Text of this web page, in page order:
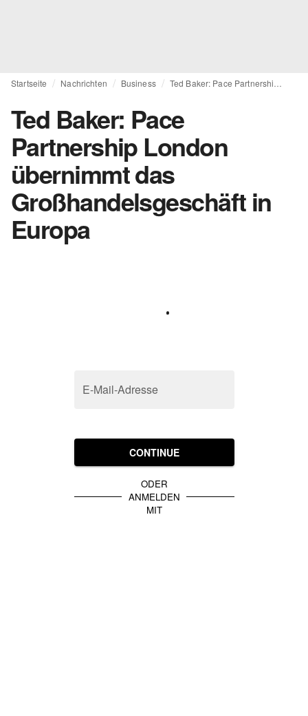
Startseite Nachrichten Business
Ted Baker: Pace
Partnership London
übernimmt das
Großhandelsgeschäft in
Europa
E-Mail-Adresse
CONTINUE
ODER
ANMELDEN
MIT